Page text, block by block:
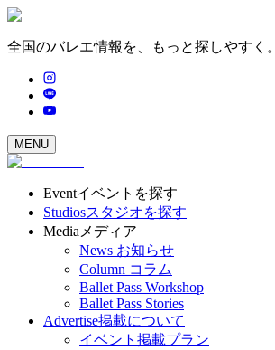
全国のバレエ情報を、もっと探しやすく。
MENU
Eventイベントを探す
Studiosスタジオを探す
Media メディア
News お知らせ
Column コラム
Ballet Pass Workshop
Ballet Pass Stories
Advertise掲載について
イベント掲載プラン